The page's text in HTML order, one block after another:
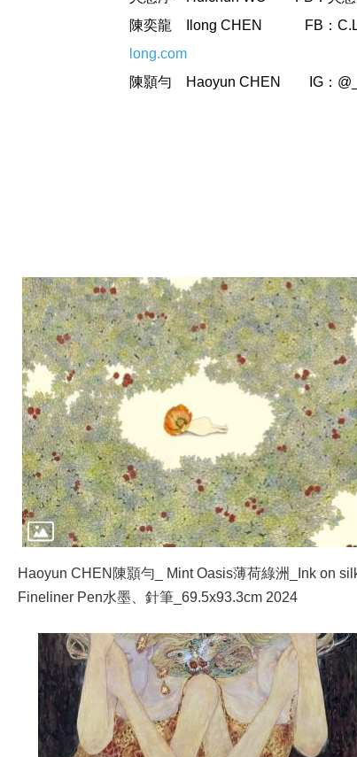
陳奕龍
Ilong CHEN FB：
long.com
陳顥勻
Haoyun CHEN IG：
Haoyun CHEN陳顥勻_ Mint Oasis薄荷綠洲_Ink on silk
Fineliner Pen水墨、針筆_69.5x93.3cm 2024